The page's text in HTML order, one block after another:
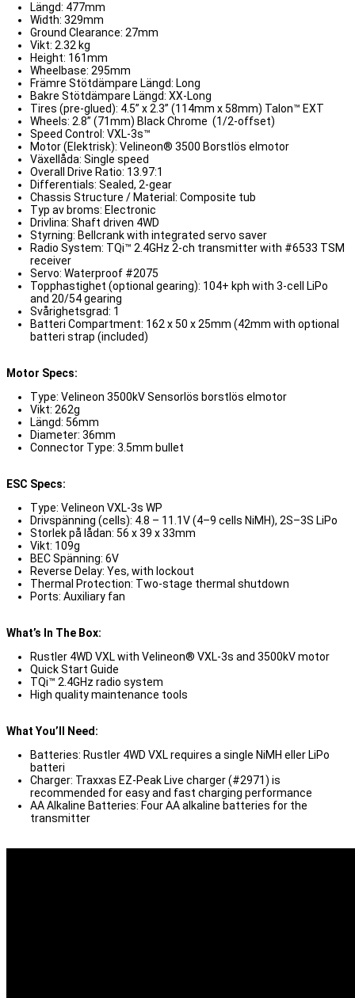
Längd: 477mm
Width: 329mm
Ground Clearance: 27mm
Vikt: 2.32 kg
Height: 161mm
Wheelbase: 295mm
Främre Stötdämpare Längd: Long
Bakre Stötdämpare Längd: XX-Long
Tires (pre-glued): 4.5” x 2.3” (114mm x 58mm) Talon™ EXT
Wheels: 2.8” (71mm) Black Chrome (1/2-offset)
Speed Control: VXL-3s™
Motor (Elektrisk): Velineon® 3500 Borstlös elmotor
Växellåda: Single speed
Overall Drive Ratio: 13.97:1
Differentials: Sealed, 2-gear
Chassis Structure / Material: Composite tub
Typ av broms: Electronic
Drivlina: Shaft driven 4WD
Styrning: Bellcrank with integrated servo saver
Radio System: TQi™ 2.4GHz 2-ch transmitter with #6533 TSM
receiver
Servo: Waterproof #2075
Topphastighet (optional gearing): 104+ kph with 3-cell LiPo
and 20/54 gearing
Svårighetsgrad: 1
Batteri Compartment: 162 x 50 x 25mm (42mm with optional
batteri strap (included)
Motor Specs:
Type: Velineon 3500kV Sensorlös borstlös elmotor
Vikt: 262g
Längd: 56mm
Diameter: 36mm
Connector Type: 3.5mm bullet
ESC Specs:
Type: Velineon VXL-3s WP
Drivspänning (cells): 4.8 – 11.1V (4–9 cells NiMH), 2S–3S LiPo
Storlek på lådan: 56 x 39 x 33mm
Vikt: 109g
BEC Spänning: 6V
Reverse Delay: Yes, with lockout
Thermal Protection: Two-stage thermal shutdown
Ports: Auxiliary fan
What’s In The Box:
Rustler 4WD VXL with Velineon® VXL-3s and 3500kV motor
Quick Start Guide
TQi™ 2.4GHz radio system
High quality maintenance tools
What You’ll Need:
Batteries: Rustler 4WD VXL requires a single NiMH eller LiPo
batteri
Charger: Traxxas EZ-Peak Live charger (#2971) is
recommended for easy and fast charging performance
AA Alkaline Batteries: Four AA alkaline batteries for the
transmitter